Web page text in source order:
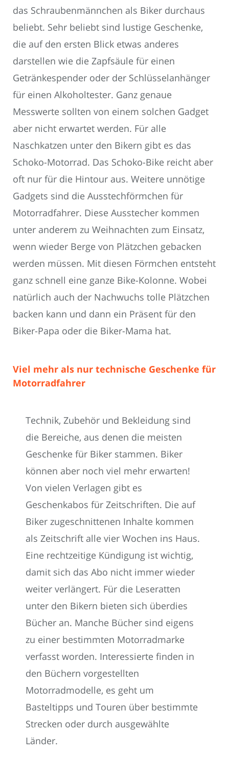
das Schraubenmännchen als Biker durchaus
beliebt. Sehr beliebt sind lustige Geschenke,
die auf den ersten Blick etwas anderes
darstellen wie die Zapfsäule für einen
Getränkespender oder der Schlüsselanhänger
für einen Alkoholtester. Ganz genaue
Messwerte sollten von einem solchen Gadget
aber nicht erwartet werden. Für alle
Naschkatzen unter den Bikern gibt es das
Schoko-Motorrad. Das Schoko-Bike reicht aber
oft nur für die Hintour aus. Weitere unnötige
Gadgets sind die Ausstechförmchen für
Motorradfahrer. Diese Ausstecher kommen
unter anderem zu Weihnachten zum Einsatz,
wenn wieder Berge von Plätzchen gebacken
werden müssen. Mit diesen Förmchen entsteht
ganz schnell eine ganze Bike-Kolonne. Wobei
natürlich auch der Nachwuchs tolle Plätzchen
backen kann und dann ein Präsent für den
Biker-Papa oder die Biker-Mama hat.
Viel mehr als nur technische Geschenke für
Motorradfahrer
Technik, Zubehör und Bekleidung sind
die Bereiche, aus denen die meisten
Geschenke für Biker stammen. Biker
können aber noch viel mehr erwarten!
Von vielen Verlagen gibt es
Geschenkabos für Zeitschriften. Die auf
Biker zugeschnittenen Inhalte kommen
als Zeitschrift alle vier Wochen ins Haus.
Eine rechtzeitige Kündigung ist wichtig,
damit sich das Abo nicht immer wieder
weiter verlängert. Für die Leseratten
unter den Bikern bieten sich überdies
Bücher an. Manche Bücher sind eigens
zu einer bestimmten Motorradmarke
verfasst worden. Interessierte finden in
den Büchern vorgestellten
Motorradmodelle, es geht um
Basteltipps und Touren über bestimmte
Strecken oder durch ausgewählte
Länder.